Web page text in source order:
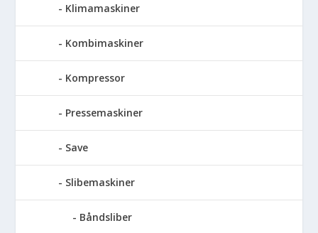
Klimamaskiner
Kombimaskiner
Kompressor
Pressemaskiner
Save
Slibemaskiner
Båndsliber